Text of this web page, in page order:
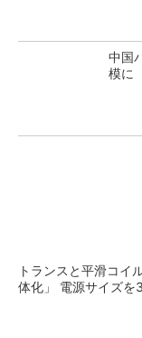
中国
模に
トランスと平滑コイ
体化」 電源サイズを